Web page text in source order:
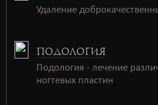
Удаление
ПОДОЛОГИЯ
Подология - лечение
ногтевых пластин